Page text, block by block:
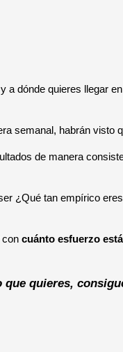
a dónde quieres llegar en
semanal, habrán
de manera
¿Qué tan empírico
con cuánto esfuerzo
que quieres,